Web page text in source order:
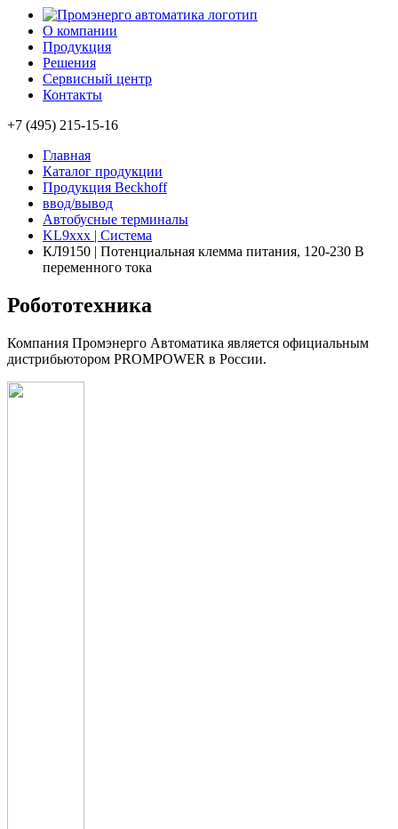
О компании
Продукция
Решения
Сервисный центр
Контакты
+7 (495) 215-15-16
Главная
Каталог продукции
Продукция Beckhoff
ввод/вывод
Автобусные терминалы
KL9xxx | Система
КЛ9150 | Потенциальная клемма питания, 120-230 В
переменного тока
Робототехника
Компания Промэнерго Автоматика является официальным
дистрибьютором PROMPOWER в России.